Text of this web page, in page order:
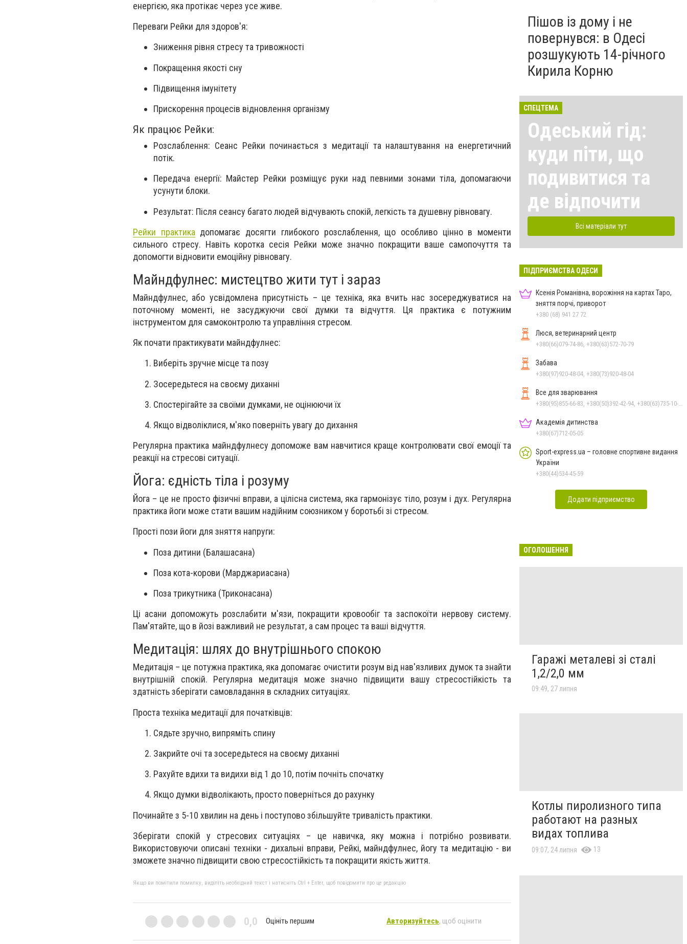
енергією, яка протікає через усе живе.
Переваги Рейки для здоров'я:
Зниження рівня стресу та тривожності
Покращення якості сну
Підвищення імунітету
Прискорення процесів відновлення організму
Як працює Рейки:
Розслаблення: Сеанс Рейки починається з медитації та налаштування на енергетичний
потік.
Передача енергії: Майстер Рейки розміщує руки над певними зонами тіла, допомагаючи
усунути блоки.
Результат: Після сеансу багато людей відчувають спокій, легкість та душевну рівновагу.
Рейки практика допомагає досягти глибокого розслаблення, що особливо цінно в моменти
сильного стресу. Навіть коротка сесія Рейки може значно покращити ваше самопочуття та
допомогти відновити емоційну рівновагу.
Майндфулнес: мистецтво жити тут і зараз
Майндфулнес, або усвідомлена присутність – це техніка, яка вчить нас зосереджуватися на
поточному моменті, не засуджуючи свої думки та відчуття. Ця практика є потужним
інструментом для самоконтролю та управління стресом.
Як почати практикувати майндфулнес:
Виберіть зручне місце та позу
Зосередьтеся на своєму диханні
Спостерігайте за своїми думками, не оцінюючи їх
Якщо відволіклися, м'яко поверніть увагу до дихання
Регулярна практика майндфулнесу допоможе вам навчитися краще контролювати свої емоції та
реакції на стресові ситуації.
Йога: єдність тіла і розуму
Йога – це не просто фізичні вправи, а цілісна система, яка гармонізує тіло, розум і дух. Регулярна
практика йоги може стати вашим надійним союзником у боротьбі зі стресом.
Прості пози йоги для зняття напруги:
Поза дитини (Балашасана)
Поза кота-корови (Марджариасана)
Поза трикутника (Триконасана)
Ці асани допоможуть розслабити м'язи, покращити кровообіг та заспокоїти нервову систему.
Пам'ятайте, що в йозі важливий не результат, а сам процес та ваші відчуття.
Медитація: шлях до внутрішнього спокою
Медитація – це потужна практика, яка допомагає очистити розум від нав'язливих думок та знайти
внутрішній спокій. Регулярна медитація може значно підвищити вашу стресостійкість та
здатність зберігати самовладання в складних ситуаціях.
Проста техніка медитації для початківців:
Сядьте зручно, випряміть спину
Закрийте очі та зосередьтеся на своєму диханні
Рахуйте вдихи та видихи від 1 до 10, потім почніть спочатку
Якщо думки відволікають, просто поверніться до рахунку
Починайте з 5-10 хвилин на день і поступово збільшуйте тривалість практики.
Зберігати спокій у стресових ситуаціях – це навичка, яку можна і потрібно розвивати.
Використовуючи описані техніки - дихальні вправи, Рейкі, майндфулнес, йогу та медитацію - ви
зможете значно підвищити свою стресостійкість та покращити якість життя.
Якщо ви помітили помилку, виділіть необхідний текст і натисніть Ctrl + Enter, щоб повідомити про це редакцію
0,0 Оцініть першим Авторизуйтесь, щоб оцінити
Пішов із дому і не
повернувся: в Одесі
розшукують 14-річного
Кирила Корню
СПЕЦТЕМА
Одеський гід:
куди піти, що
подивитися та
де відпочити
Всі матеріали тут
ПІДПРИЄМСТВА ОДЕСИ
Ксенія Романівна, ворожіння на картах Таро,
зняття порчі, приворот
+380 (68) 941 27 72
Люся, ветеринарний центр
+380(66)079-74-86, +380(63)572-70-79
Забава
+380(97)920-48-04, +380(73)920-48-04
Все для зварювання
Академія дитинства
+380(67)712-05-05
Sport-express.ua – головне спортивне видання
України
+380(44)534-45-59
Додати підприємство
ОГОЛОШЕННЯ
Гаражі металеві зі сталі
1,2/2,0 мм
09:49, 27 липня
Котлы пиролизного типа
работают на разных
видах топлива
09:07, 24 липня 13